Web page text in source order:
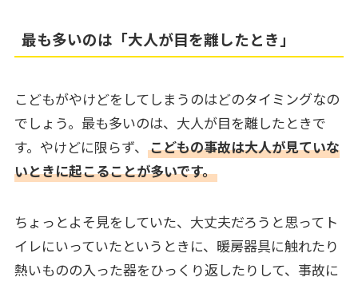
最も多いのは「大人が目を離したとき」
こどもがやけどをしてしまうのはどのタイミングなの
でしょう。最も多いのは、大人が目を離したときで
す。やけどに限らず、 こどもの事故は大人が見ていな
いときに起こることが多いです。
ちょっとよそ見をしていた、大丈夫だろうと思ってト
イレにいっていたというときに、暖房器具に触れたり
熱いものの入った器をひっくり返したりして、事故に